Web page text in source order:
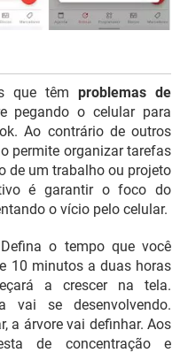
que têm problemas de
pegando o celular para
Ao contrário de outros
permite organizar tarefas
de um trabalho ou projeto
é garantir o foco do
o vício pelo celular.
o tempo que você
10 minutos a duas horas
a crescer na tela.
vai se desenvolvendo.
a árvore vai definhar. Aos
de concentração e